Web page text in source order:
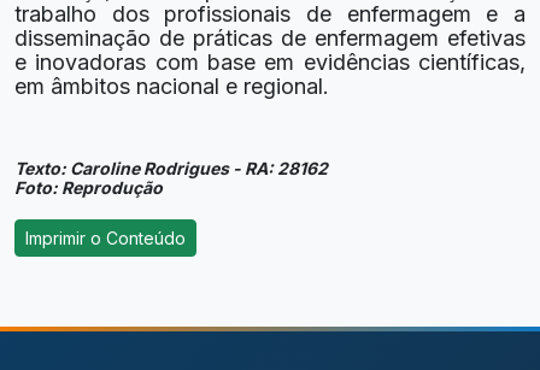
trabalho dos profissionais de enfermagem e a
disseminação de práticas de enfermagem efetivas
e inovadoras com base em evidências científicas,
em âmbitos nacional e regional.
Texto: Caroline Rodrigues - RA: 28162
Foto: Reprodução